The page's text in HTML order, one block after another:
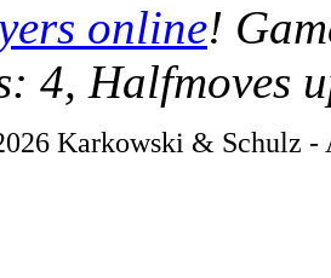
online!
4, Halfmoves
Karkowski & Schulz